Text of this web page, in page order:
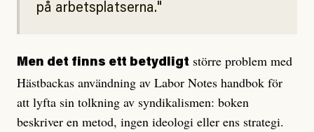
på arbetsplatserna.
Men det finns ett betydligt större problem med
Hästbackas användning av Labor Notes handbok för
att lyfta sin tolkning av syndikalismen: boken
beskriver en metod, ingen ideologi eller ens strategi.